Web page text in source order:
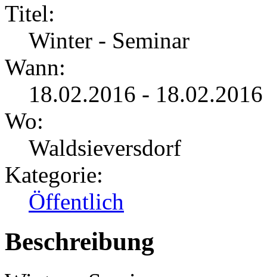
Titel:
Winter - Seminar
Wann:
18.02.2016 -
Wo:
Waldsieversdorf
Kategorie:
Öffentlich
Beschreibung